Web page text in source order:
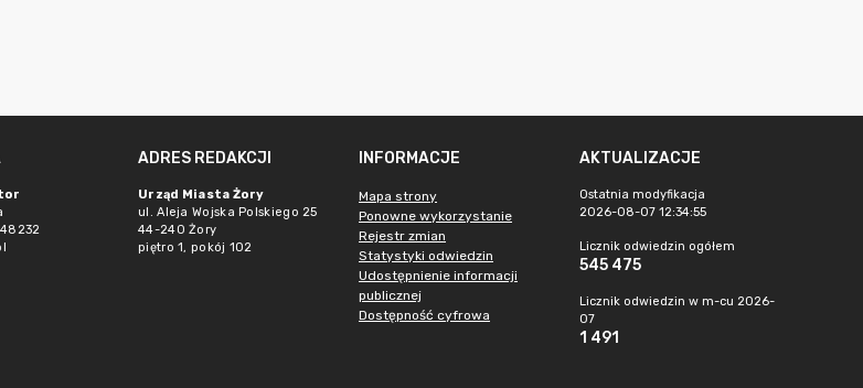
ADRES REDAKCJI
Urząd Miasta Żory
ul. Aleja Wojska Polskiego 25
44-240 Żory
piętro 1, pokój 102
INFORMACJE
Mapa strony
Ponowne wykorzystanie
Rejestr zmian
Statystyki odwiedzin
Udostępnienie informacji
publicznej
Dostępność cyfrowa
AKTUALIZACJE
Ostatnia modyfikacja
2026-08-07 12:34:55
Licznik odwiedzin ogółem
545 475
Licznik odwiedzin w m-cu 2026-
07
1 491